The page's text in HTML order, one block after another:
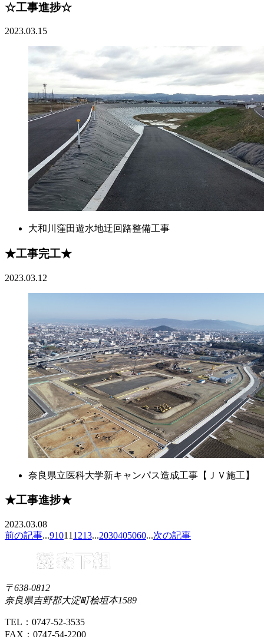
☆工事進捗☆
2023.03.15
大和川窪田遊水地迂回路整備工事
★工事完工★
2023.03.12
奈良県立医科大学新キャンパス造成工事【ＪＶ施工】
★工事進捗★
2023.03.08
前の記事...91011 1213...2030405060...次の記事
〒638-0812
奈良県吉野郡大淀町桧垣本1589
TEL：0747-52-3535
FAX：0747-54-2200